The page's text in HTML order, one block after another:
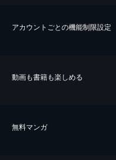
アカウントごとの機能制限設定
動画も書籍も楽しめる
無料マンガ